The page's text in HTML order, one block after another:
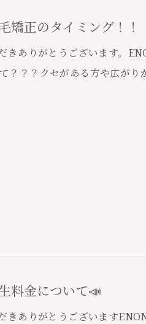
矯正のタイミング！！
ありがとうございます。
？？？クセがある方や広が
料金について📣
ありがとうございます